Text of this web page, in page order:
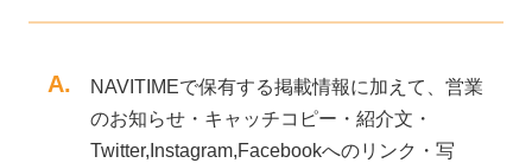
A.
NAVITIMEで保有する掲載情報に加えて、営業
のお知らせ・キャッチコピー・紹介文・
Twitter,Instagram,Facebookへのリンク・写